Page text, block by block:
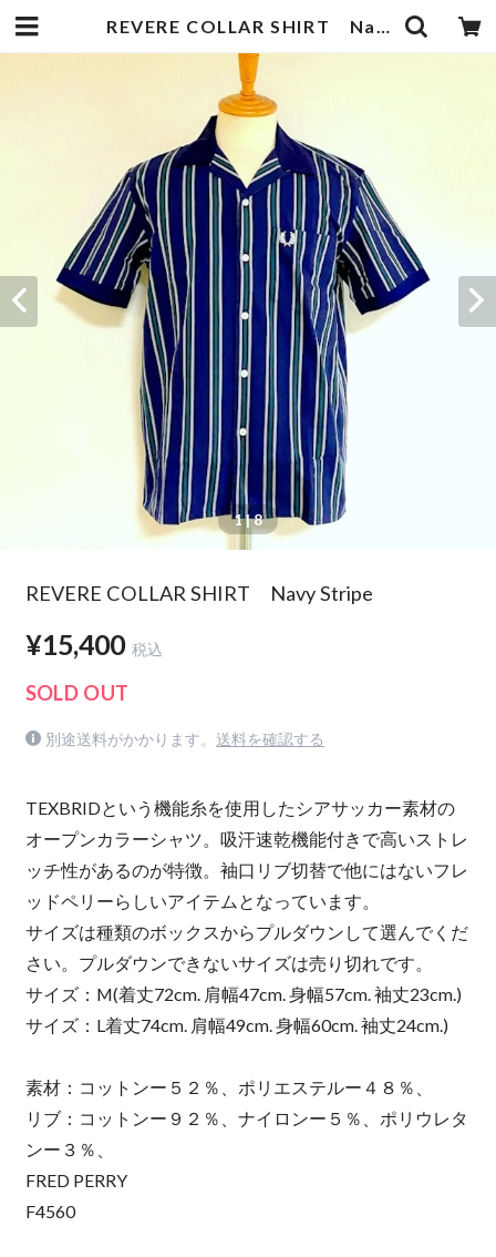
REVERE COLLAR SHIRT Navy Stripe | 武蔵小杉のセレクトショップ【ナクール】-nakool-
1| 8
REVERE COLLAR SHIRT Navy Stripe
¥15,400 税込
SOLD OUT
別途送料がかかります。 送料を確認する
TEXBRIDという機能糸を使用したシアサッカー素材の
オープンカラーシャツ。吸汗速乾機能付きで高いストレ
ッチ性があるのが特徴。袖口リブ切替で他にはないフレ
ッドペリーらしいアイテムとなっています。
サイズは種類のボックスからプルダウンして選んでくだ
さい。プルダウンできないサイズは売り切れです。
サイズ：M(着丈72cm. 肩幅47cm. 身幅57cm. 袖丈23cm.)
サイズ：L着丈74cm. 肩幅49cm. 身幅60cm. 袖丈24cm.)
素材：コットンー５２％、ポリエステルー４８％、
リブ：コットンー９２％、ナイロンー５％、ポリウレタ
ンー３％、
FRED PERRY
F4560